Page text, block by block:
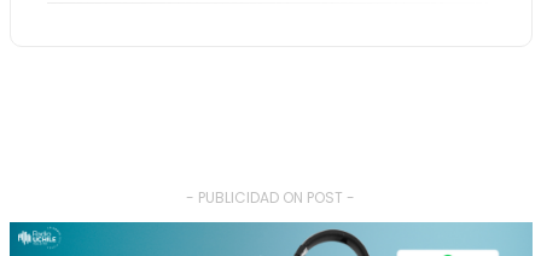
- PUBLICIDAD ON POST -